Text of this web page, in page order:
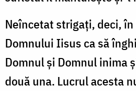
Neîncetat strigați, deci,
Domnului Iisus ca să
Domnul și Domnul inima
două una. Lucrul acesta